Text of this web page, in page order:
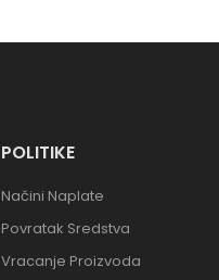
POLITIKE
Načini Naplate
Povratak Sredstva
Vracanje Proizvoda